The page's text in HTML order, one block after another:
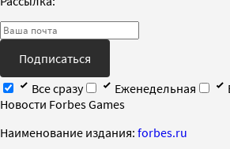
Подписаться
Все сразу
Еженедельная
Новости Forbes Games
Наименование издания: forbes.ru